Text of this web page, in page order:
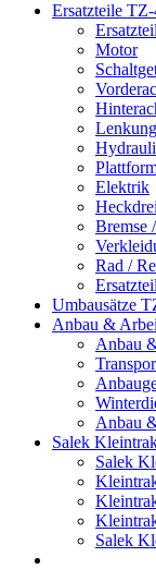
Ersatzteile
Motor
Lenkung
Elektrik
Bremse
Rad /
Umbausätze
Anbau &
Anbau
Anbau
Salek
Salek
Salek